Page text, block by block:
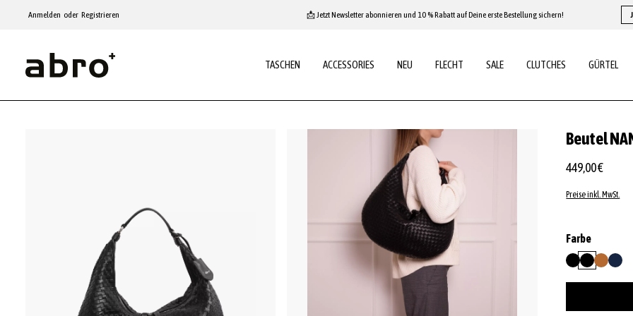
Hauptinhalt springen
Zur Hauptnavigation springen
Anmelden oder Registrieren 📩 Jetzt Newsletter abonnieren und 10 % Rabatt auf Deine erste Bestellung sichern!
TASCHEN ACCESSORIES NEU FLECHT SALE CLUTCHES GÜRTEL
Beutel
449,00 €
Preise inkl. MwSt.
Farbe
black/gold
black/nickel
cuoio
navy